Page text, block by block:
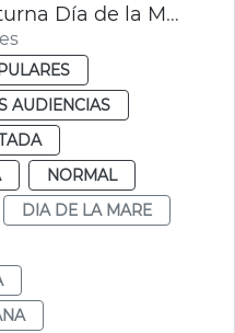
Sorteo mascletà nocturna Día de la Madre València
AUDIENCIAS
NORMAL
DIA DE LA MARE